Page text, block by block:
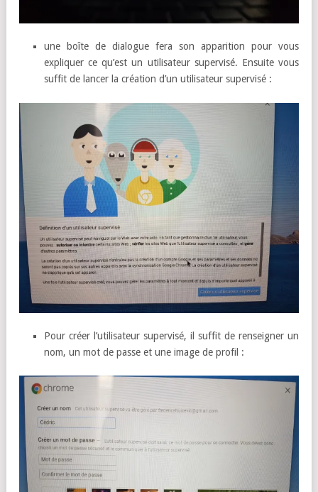
une boîte de dialogue fera son apparition pour vous
expliquer ce qu’est un utilisateur supervisé. Ensuite vous
suffit de lancer la création d’un utilisateur supervisé :
Pour créer l’utilisateur supervisé, il suffit de renseigner un
nom, un mot de passe et une image de profil :